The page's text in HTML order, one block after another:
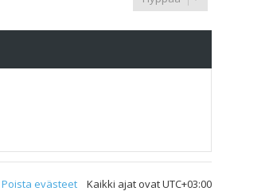
Kaikki ajat ovatUTC+03:00
Poista evästeet